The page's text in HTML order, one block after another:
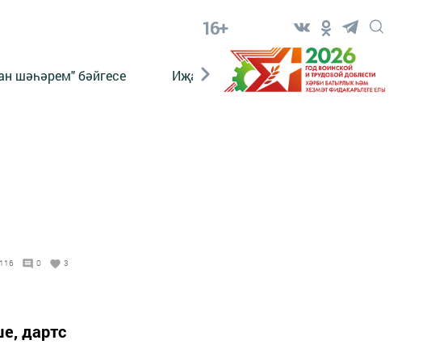
16+
шәһәрем" бәйгесе Иҗат Реклама Онлайн
0 3
дартс